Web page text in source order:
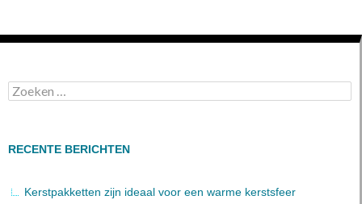
Zoeken
naar:
RECENTE BERICHTEN
Kerstpakketten zijn ideaal voor een warme kerstsfeer